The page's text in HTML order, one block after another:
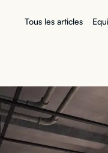
Tous les articles